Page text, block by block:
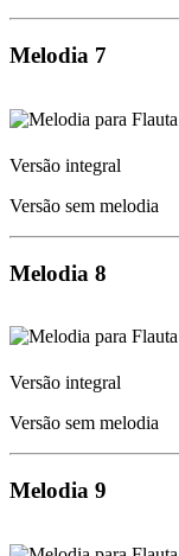
Melodia 7
Versão integral
Versão sem melodia
Melodia 8
Versão integral
Versão sem melodia
Melodia 9